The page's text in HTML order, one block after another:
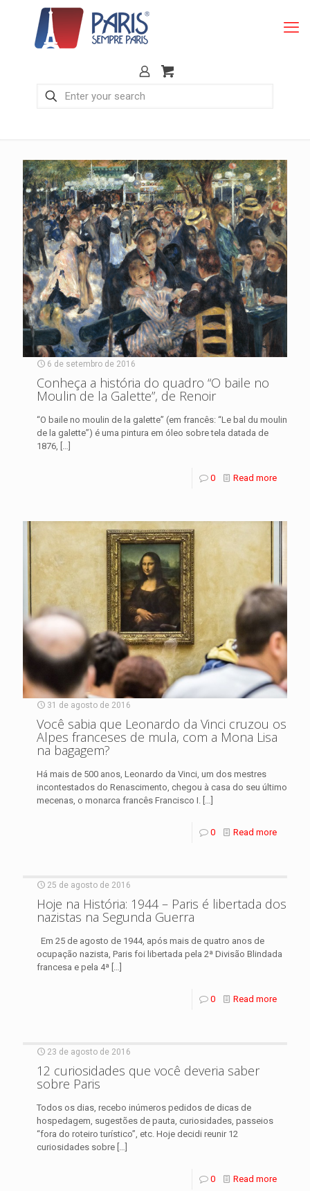
6 de setembro de 2016
Conheça a história do quadro “O baile no
Moulin de la Galette”, de Renoir
“O baile no moulin de la galette” (em francês: “Le bal du moulin
de la galette”) é uma pintura em óleo sobre tela datada de
1876, […]
0 Read more
31 de agosto de 2016
Você sabia que Leonardo da Vinci cruzou os
Alpes franceses de mula, com a Mona Lisa
na bagagem?
Há mais de 500 anos, Leonardo da Vinci, um dos mestres
incontestados do Renascimento, chegou à casa do seu último
mecenas, o monarca francês Francisco I. […]
0 Read more
25 de agosto de 2016
Hoje na História: 1944 – Paris é libertada dos
nazistas na Segunda Guerra
Em 25 de agosto de 1944, após mais de quatro anos de
ocupação nazista, Paris foi libertada pela 2ª Divisão Blindada
francesa e pela 4ª […]
0 Read more
23 de agosto de 2016
12 curiosidades que você deveria saber
sobre Paris
Todos os dias, recebo inúmeros pedidos de dicas de
hospedagem, sugestões de pauta, curiosidades, passeios
“fora do roteiro turístico”, etc. Hoje decidi reunir 12
curiosidades sobre […]
0 Read more